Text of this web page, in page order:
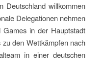
Deutschland willkommen
Delegationen nehmen
in der Hauptstadt
den Wettkämpfen nach
in einer deutschen